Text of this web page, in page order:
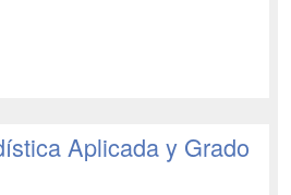
Aplicada y Grado